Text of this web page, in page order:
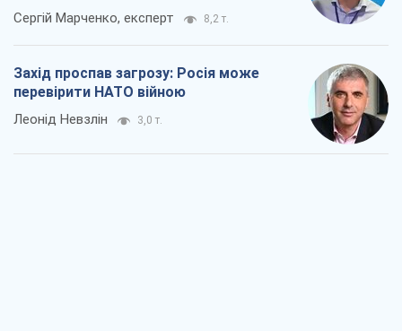
Сергій Марченко, експерт 8,2 т.
Захід проспав загрозу: Росія може
перевірити НАТО війною
Леонід Невзлін 3,0 т.